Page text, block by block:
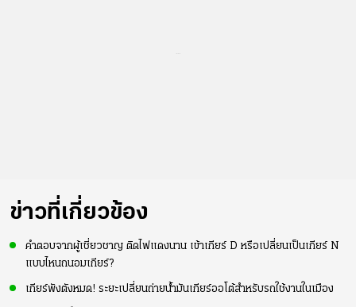
ข่าวที่เกี่ยวข้อง
คำตอบจากผู้เชี่ยวชาญ ติดไฟแดงนาน เข้าเกียร์ D หรือเปลี่ยนเป็นเกียร์ N
แบบไหนถนอมเกียร์?
เกียร์พังตังหมด! ระยะเปลี่ยนถ่ายน้ำมันเกียร์ออโต้สำหรับรถใช้งานในเมือง